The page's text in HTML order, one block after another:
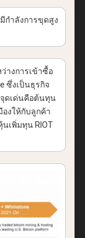
กำลังการขุดสูง
างการเข้าซื้อ
ซึ่งเป็นธุรกิจ
จุดเด่นคือต้นทุน
งให้กับลูกค้า
เพิ่มทุน RIOT